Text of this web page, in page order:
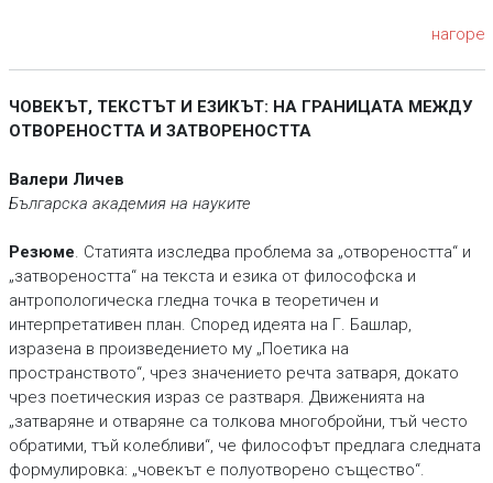
нагоре
ЧОВЕКЪТ, ТЕКСТЪТ И ЕЗИКЪТ: НА ГРАНИЦАТА МЕЖДУ
ОТВОРЕНОСТТА И ЗАТВОРЕНОСТТА
Валери Личев
Българска академия на науките
Резюме. Статията изследва проблема за „отвореността“ и
„затвореността“ на текста и езика от философска и
антропологическа гледна точка в теоретичен и
интерпретативен план. Според идеята на Г. Башлар,
изразена в произведението му „Поетика на
пространството“, чрез значението речта затваря, докато
чрез поетическия израз се разтваря. Движенията на
„затваряне и отваряне са толкова многобройни, тъй често
обратими, тъй колебливи“, че философът предлага следната
формулировка: „човекът е полуотворено същество“.